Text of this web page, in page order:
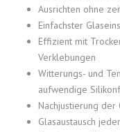
Ausrichten ohne
Einfachster
Effizient mit
Verklebungen
Witterungs- und
aufwendige
Nachjustierung der
Glasaustausch